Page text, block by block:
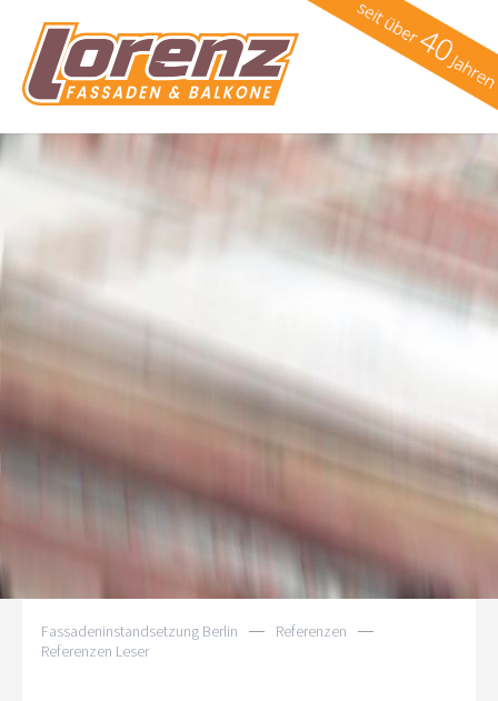
Fassadeninstandsetzung Berlin — Referenzen —
Referenzen Leser